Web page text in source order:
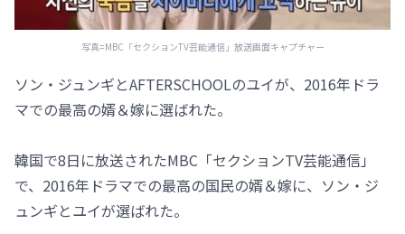
写真=MBC「セクションTV芸能通信」放送画面キャプチャー
ソン・ジュンギとAFTERSCHOOLのユイが、2016年ドラ
マでの最高の婿＆嫁に選ばれた。
韓国で8日に放送されたMBC「セクションTV芸能通信」
で、2016年ドラマでの最高の国民の婿＆嫁に、ソン・ジ
ュンギとユイが選ばれた。